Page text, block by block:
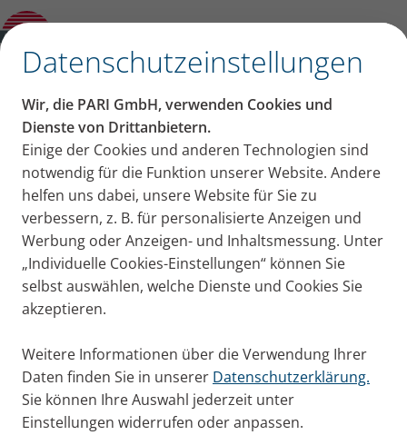
Datenschutzeinstellungen
Wir, die PARI GmbH, verwenden Cookies und
Dienste von Drittanbietern.
Einige der Cookies und anderen Technologien sind
notwendig für die Funktion unserer Website. Andere
helfen uns dabei, unsere Website für Sie zu
verbessern, z. B. für personalisierte Anzeigen und
Werbung oder Anzeigen- und Inhaltsmessung. Unter
„Individuelle Cookies-Einstellungen“ können Sie
selbst auswählen, welche Dienste und Cookies Sie
akzeptieren.
Weitere Informationen über die Verwendung Ihrer
Daten finden Sie in unserer Datenschutzerklärung.
Sie können Ihre Auswahl jederzeit unter
Einstellungen widerrufen oder anpassen.
PARI CENTRAL Clip